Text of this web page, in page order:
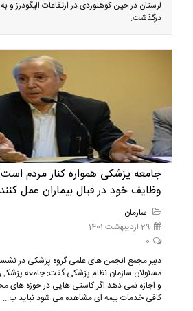
لرستان در حین کوهنوردی در ارتفاعات الیگودرز و
درگذشت.
جامعه پزشکی همواره کنار مردم
وظایف خود در قبال بیماران عمل کنند
سازمان
29 اردیبهشت 1401
0
دبیر مجمع انجمن های علمی گروه پزشکی در
مسئولان سازمان نظام پزشکی گفت: جامعه پزشکی
و اجازه نمی دهد اگر کاستی هایی در حوزه های
کافی خدمات بیمه ای مشاهده می شود نباید ب...